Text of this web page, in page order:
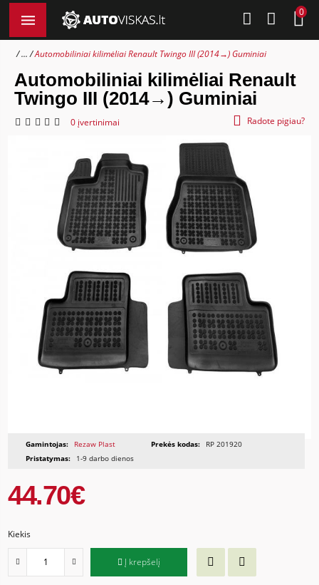
0
... Automobiliniai kilimėliai Renault Twingo III (2014→) Guminiai
Automobiliniai kilimėliai Renault
Twingo III (2014→) Guminiai
0 įvertinimai Radote pigiau?
Gamintojas: Rezaw Plast Prekės kodas:
RP 201920
Pristatymas:
1-9 darbo dienos
44.70€
Kiekis
Į krepšelį